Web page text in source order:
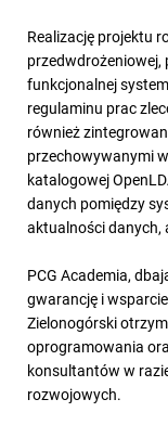
Realizację projektu
funkcjonalnej
regulaminu prac
również
przechowywanymi
katalogowej
danych pomiędzy
aktualności danych,
PCG Academia,
gwarancję i
Zielonogórski
oprogramowania
konsultantów w
rozwojowych.